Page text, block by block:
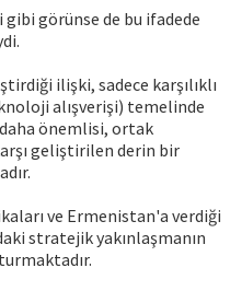
görünse de bu ifadede
ilişki, sadece karşılıklı
alışverişi) temelinde
önemlisi, ortak
geliştirilen derin bir
ve Ermenistan'a verdiği
stratejik yakınlaşmanın